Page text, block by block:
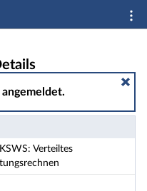
Verteiltes